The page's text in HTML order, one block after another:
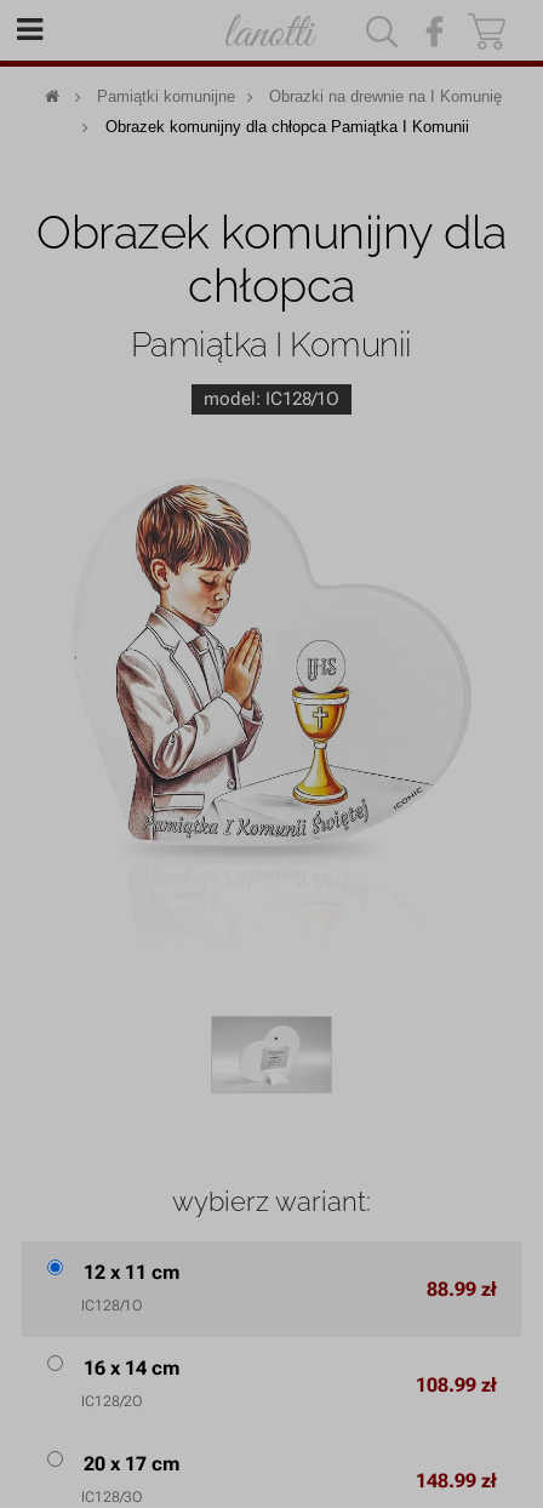
Pamiątki komunijne
Obrazki na drewnie na I Komunię
Obrazek komunijny dla chłopca Pamiątka I Komunii
Obrazek komunijny dla
chłopca
Pamiątka I Komunii
model: IC128/1O
wybierz wariant:
12 x 11 cm
IC128/1O
88.99 zł
16 x 14 cm
IC128/2O
108.99 zł
20 x 17 cm
IC128/3O
148.99 zł